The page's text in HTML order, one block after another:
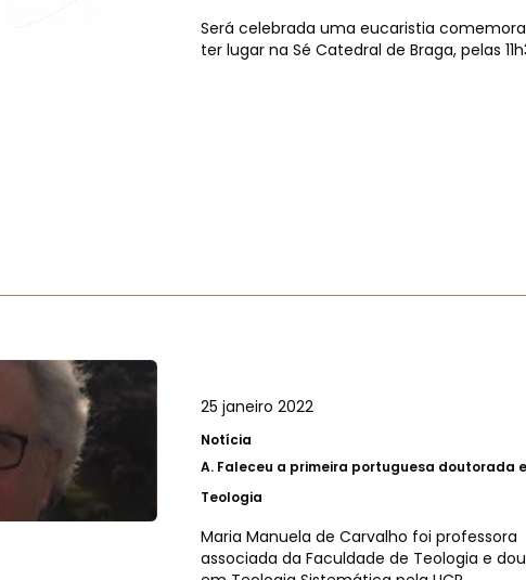
Será celebrada uma eucaristia
ter lugar na Sé Catedral de Braga, pelas
25 janeiro 2022
Notícia
A. Faleceu a primeira portuguesa doutorada
Teologia
Maria Manuela de Carvalho foi professora
associada da Faculdade de Teologia e